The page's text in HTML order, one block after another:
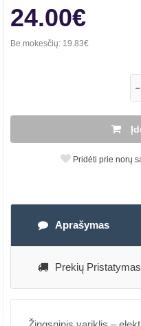
24.00€
Be mokesčių: 19.83€
Pridėti prie norų
Aprašymas
Prekių Pristatymas